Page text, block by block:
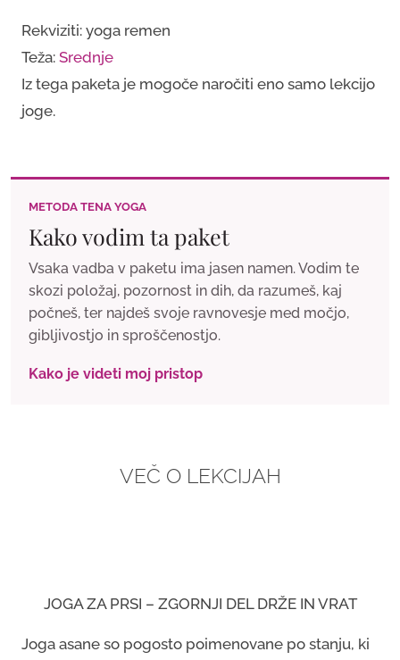
količina
Rekviziti: yoga remen
Teža: Srednje
Iz tega paketa je mogoče naročiti eno samo lekcijo
joge.
METODA TENA YOGA
Kako vodim ta paket
Vsaka vadba v paketu ima jasen namen. Vodim te
skozi položaj, pozornost in dih, da razumeš, kaj
počneš, ter najdeš svoje ravnovesje med močjo,
gibljivostjo in sproščenostjo.
Kako je videti moj pristop
VEČ O LEKCIJAH
JOGA ZA PRSI – ZGORNJI DEL DRŽE IN VRAT
Joga asane so pogosto poimenovane po stanju, ki